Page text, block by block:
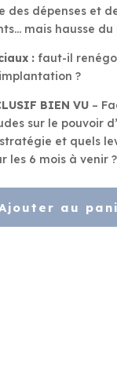
des dépenses et
mais hausse du
:faut-il
?
BIEN VU–
sur le pouvoir
et quels
les 6 mois à venir ?
au